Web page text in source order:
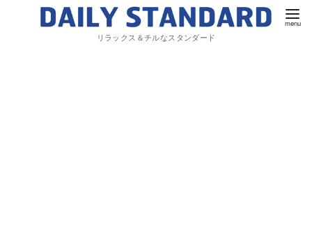
リラックス＆チルなスタンダード